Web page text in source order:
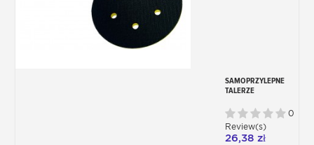
SAMOPRZYLEPNE
TALERZE
50 I 75 MM
0
Review(s)
26,38 zł